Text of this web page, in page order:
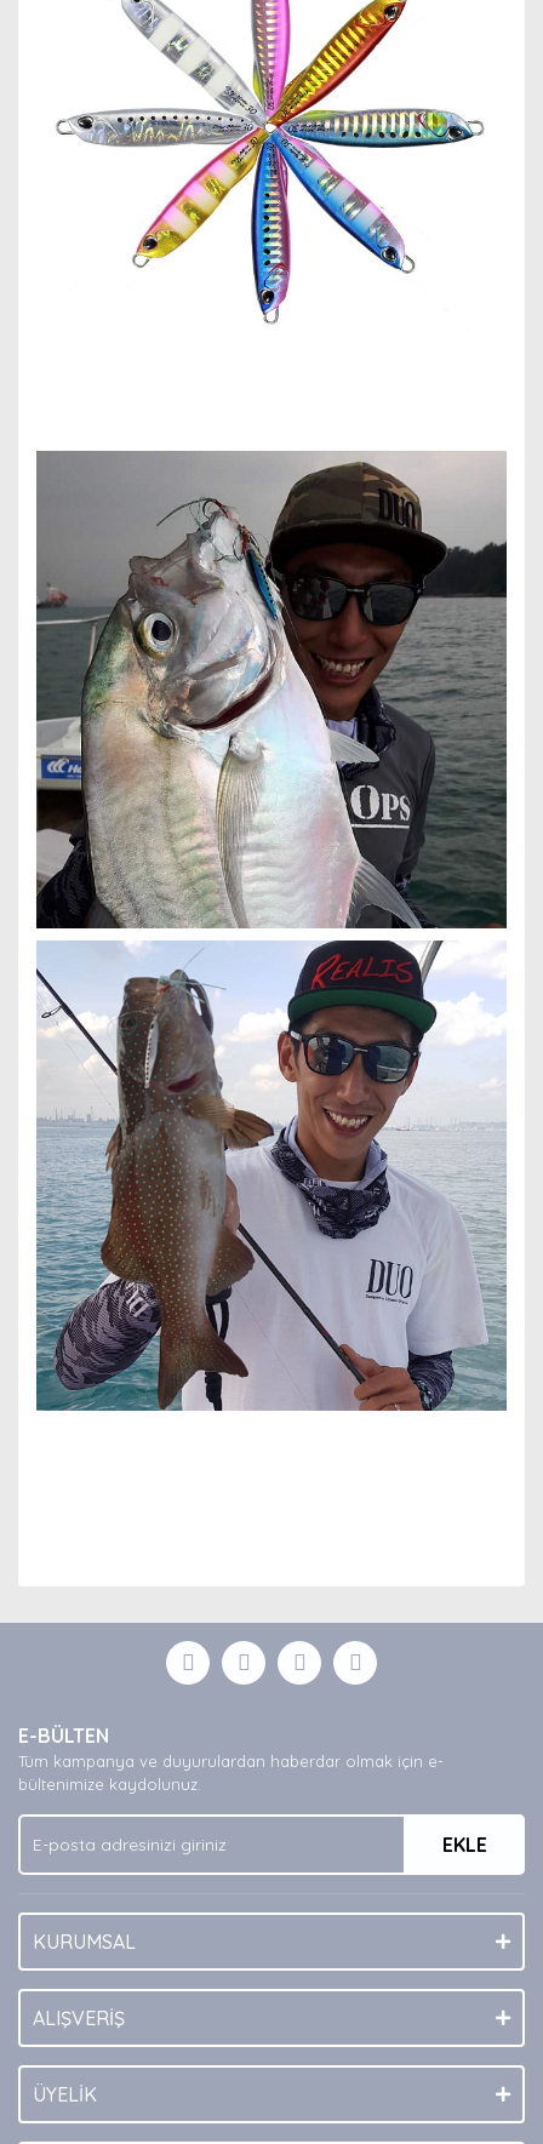
Yorum Yaz
formunu kullanarak tarafımıza iletebilirsiniz.
Görüş ve önerileriniz için teşekkür ederiz.
Ürün açıklamasında eksik bilgiler bulunuyor.
Ürün bilgilerinde hatalar bulunuyor.
Ürün fiyatı diğer sitelerden daha pahalı.
Bu ürüne benzer farklı alternatifler olmalı.
E-BÜLTEN
Tüm kampanya ve duyurulardan haberdar olmak için e-
bültenimize kaydolunuz.
EKLE
KURUMSAL
ALIŞVERİŞ
ÜYELİK